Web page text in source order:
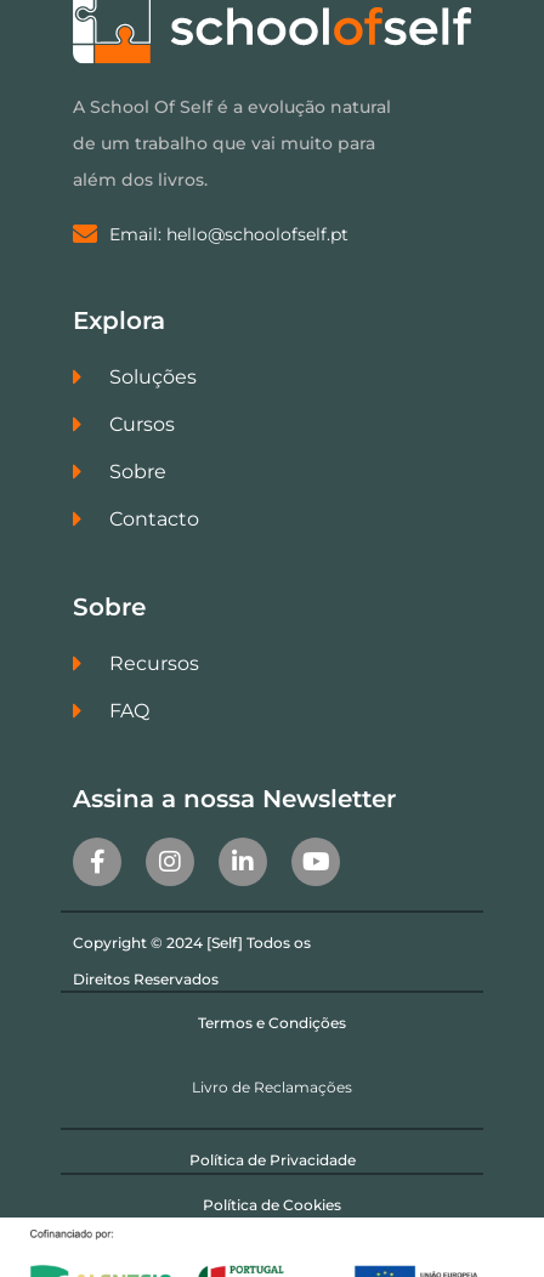
A School Of Self é a evolução natural
de um trabalho que vai muito para
além dos livros.
Email: hello@schoolofself.pt
Explora
Soluções
Cursos
Sobre
Contacto
Sobre
Recursos
FAQ
Assina a nossa Newsletter
Copyright © 2024 [Self] Todos os
Direitos Reservados
Termos e Condições
Livro de Reclamações
Política de Privacidade
Política de Cookies